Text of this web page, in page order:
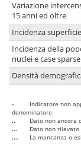
Variazione
15 anni ed oltre
Incidenza
Incidenza della
nuclei e case sparse
Densità
-
Indicatore non
denominatore
..
Dato non ancora
...
Dato non rilevato
....
La mancanza o